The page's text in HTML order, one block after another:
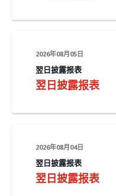
2026年08月05日
翌日披露报表
翌日披露报表
2026年08月04日
翌日披露报表
翌日披露报表